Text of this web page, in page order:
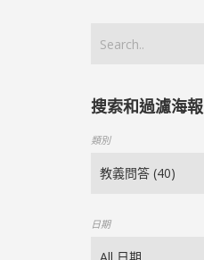
搜索和過濾海報
類別
日期